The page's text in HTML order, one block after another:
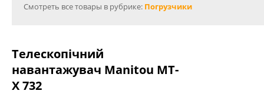
Смотреть все товары в рубрике: Погрузчики
Телескопічний
навантажувач Manitou MT-
X 732